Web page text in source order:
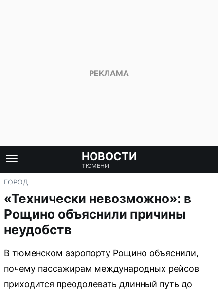
НОВОСТИ
ТЮМЕНИ
ГОРОД
«Технически невозможно»: в
Рощино объяснили причины
неудобств
В тюменском аэропорту Рощино объяснили,
почему пассажирам международных рейсов
приходится преодолевать длинный путь до